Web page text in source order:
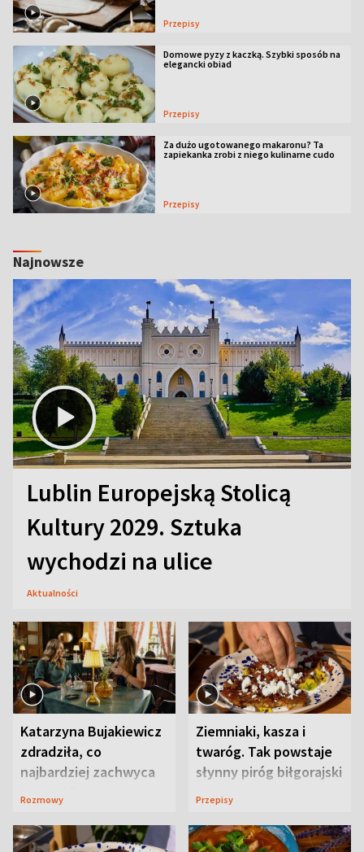
Przepisy
Domowe pyzy z kaczką. Szybki sposób na
elegancki obiad
Przepisy
Za dużo ugotowanego makaronu? Ta
zapiekanka zrobi z niego kulinarne cudo
Przepisy
Najnowsze
Lublin Europejską Stolicą
Kultury 2029. Sztuka
wychodzi na ulice
Aktualności
Katarzyna Bujakiewicz
zdradziła, co
najbardziej zachwyca
ją w Lublinie
Rozmowy
Ziemniaki, kasza i
twaróg. Tak powstaje
słynny piróg biłgorajski
Przepisy